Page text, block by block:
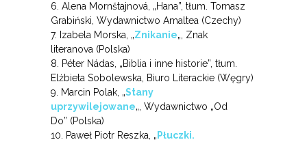
6. Alena Mornštajnová, „Hana”, tłum. Tomasz
Grabiński, Wydawnictwo Amaltea (Czechy)
7. Izabela Morska, „Znikanie„, Znak
literanova (Polska)
8. Péter Nádas, „Biblia i inne historie”, tłum.
Elżbieta Sobolewska, Biuro Literackie (Węgry)
9. Marcin Polak, „Stany
uprzywilejowane„, Wydawnictwo „Od
Do” (Polska)
10. Paweł Piotr Reszka, „ Płuczki.